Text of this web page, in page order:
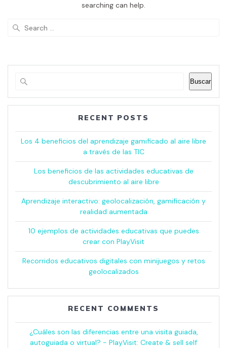
searching can help.
Buscar
RECENT POSTS
Los 4 beneficios del aprendizaje gamificado al aire libre
a través de las TIC
Los beneficios de las actividades educativas de
descubrimiento al aire libre
Aprendizaje interactivo: geolocalización, gamificación y
realidad aumentada
10 ejemplos de actividades educativas que puedes
crear con PlayVisit
Recorridos educativos digitales con minijuegos y retos
geolocalizados
RECENT COMMENTS
¿Cuáles son las diferencias entre una visita guiada,
autoguiada o virtual? - PlayVisit: Create & sell self